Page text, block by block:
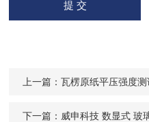
上一篇：瓦楞原纸平压强度测
下一篇： 威申科技 数显式 玻璃瓶